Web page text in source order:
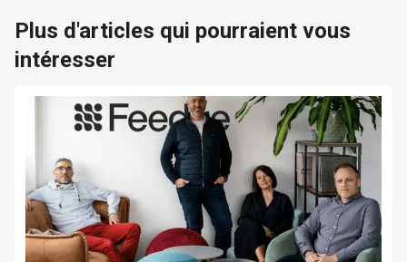
Plus d'articles qui pourraient vous
intéresser